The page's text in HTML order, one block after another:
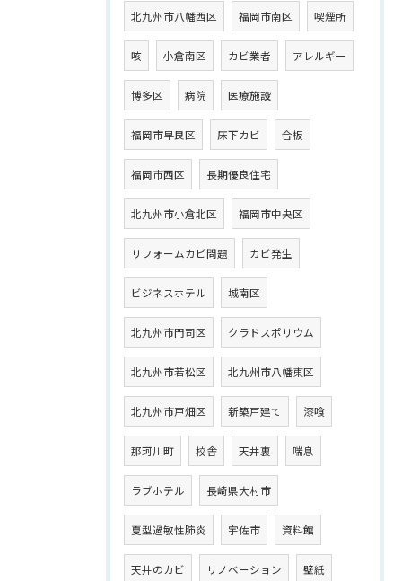
北九州市八幡西区 福岡市南区 喫煙所
咳 小倉南区 カビ業者 アレルギー
博多区 病院 医療施設
福岡市早良区 床下カビ 合板
福岡市西区 長期優良住宅
北九州市小倉北区 福岡市中央区
リフォームカビ問題 カビ発生
ビジネスホテル 城南区
北九州市門司区 クラドスポリウム
北九州市若松区 北九州市八幡東区
北九州市戸畑区 新築戸建て 漆喰
那珂川町 校舎 天井裏 喘息
ラブホテル 長崎県大村市
夏型過敏性肺炎 宇佐市 資料館
天井のカビ リノベーション 壁紙